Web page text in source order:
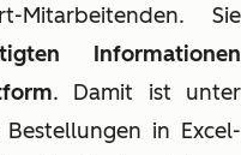
Mitarbeitenden. Sie
Informationen
. Damit ist unter
in Excel-